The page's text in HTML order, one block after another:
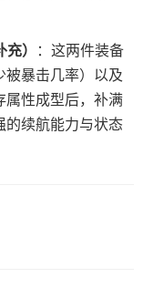
）
：这两件装备
被暴击几率）以及
属性成型后，补满
的续航能力与状态